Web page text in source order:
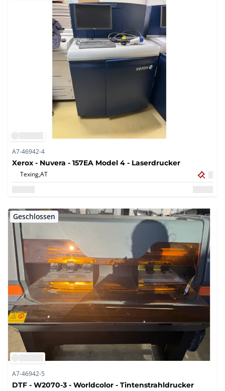
A7-46942-4
Xerox - Nuvera - 157EA Model 4 - Laserdrucker
Texing,AT
Geschlossen
A7-46942-5
DTF - W2070-3 - Worldcolor - Tintenstrahldrucker